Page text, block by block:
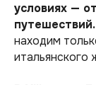
условиях —
путешествий.
находим